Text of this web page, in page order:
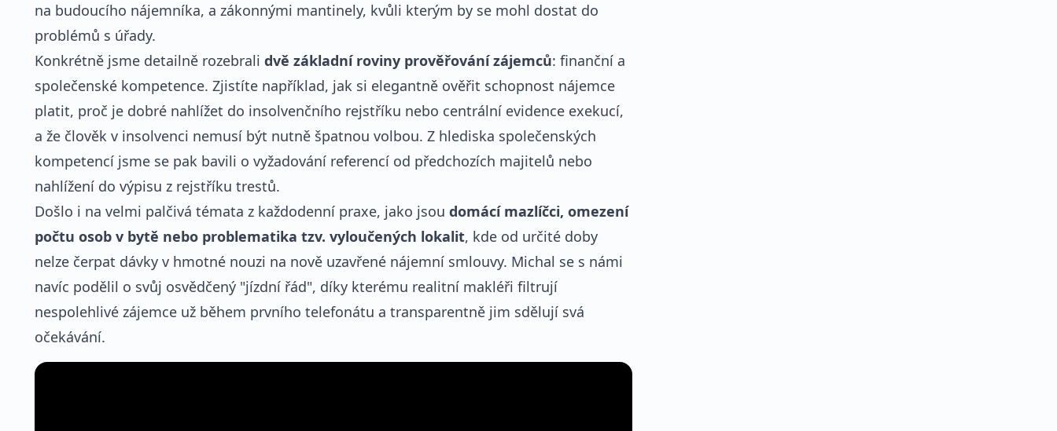
na budoucího nájemníka, a zákonnými mantinely, kvůli kterým by se mohl dostat do
problémů s úřady.
Konkrétně jsme detailně rozebrali dvě základní roviny prověřování zájemců: finanční a
společenské kompetence. Zjistíte například, jak si elegantně ověřit schopnost nájemce
platit, proč je dobré nahlížet do insolvenčního rejstříku nebo centrální evidence exekucí,
a že člověk v insolvenci nemusí být nutně špatnou volbou. Z hlediska společenských
kompetencí jsme se pak bavili o vyžadování referencí od předchozích majitelů nebo
nahlížení do výpisu z rejstříku trestů.
Došlo i na velmi palčivá témata z každodenní praxe, jako jsou domácí mazlíčci, omezení
počtu osob v bytě nebo problematika tzv. vyloučených lokalit, kde od určité doby
nelze čerpat dávky v hmotné nouzi na nově uzavřené nájemní smlouvy. Michal se s námi
navíc podělil o svůj osvědčený "jízdní řád", díky kterému realitní makléři filtrují
nespolehlivé zájemce už během prvního telefonátu a transparentně jim sdělují svá
očekávání.